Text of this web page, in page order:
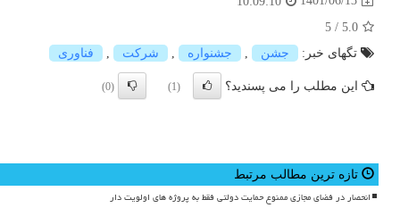
5.0
/
5
تگهای خبر:
جشن , جشنواره , شركت , فناوری
این مطلب را می پسندید؟ (1)
(0)
تازه ترین مطالب مرتبط
انحصار در فضای مجازی ممنوع حمایت دولتی فقط به پروژه های اولویت دار